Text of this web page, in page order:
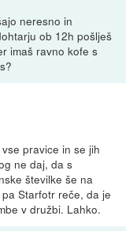
neresno in
ob 12h pošlješ
imaš ravno kofe s
pravice in se jih
ne daj, da s
številke še na
Starfotr reče, da je
v družbi. Lahko.